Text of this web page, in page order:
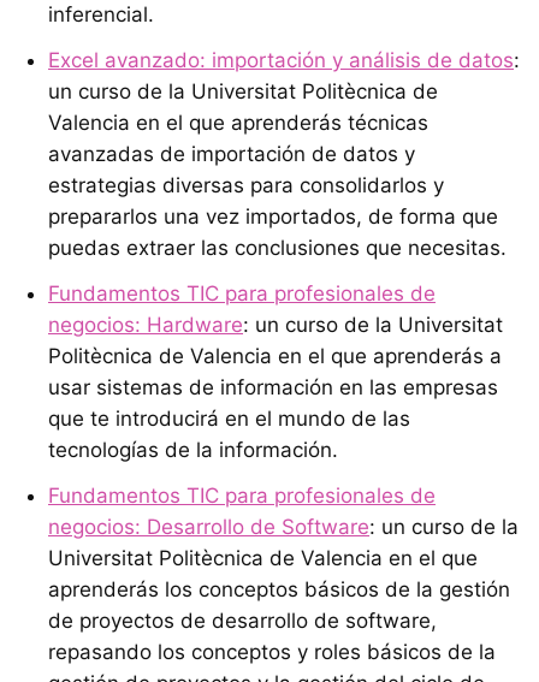
inferencial.
Excel avanzado: importación y análisis de datos:
un curso de la Universitat Politècnica de
Valencia en el que aprenderás técnicas
avanzadas de importación de datos y
estrategias diversas para consolidarlos y
prepararlos una vez importados, de forma que
puedas extraer las conclusiones que necesitas.
Fundamentos TIC para profesionales de
negocios: Hardware: un curso de la Universitat
Politècnica de Valencia en el que aprenderás a
usar sistemas de información en las empresas
que te introducirá en el mundo de las
tecnologías de la información.
Fundamentos TIC para profesionales de
negocios: Desarrollo de Software: un curso de la
Universitat Politècnica de Valencia en el que
aprenderás los conceptos básicos de la gestión
de proyectos de desarrollo de software,
repasando los conceptos y roles básicos de la